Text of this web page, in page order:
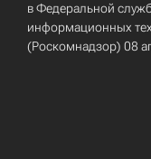
в Федеральной
информационных
(Роскомнадзор) 08